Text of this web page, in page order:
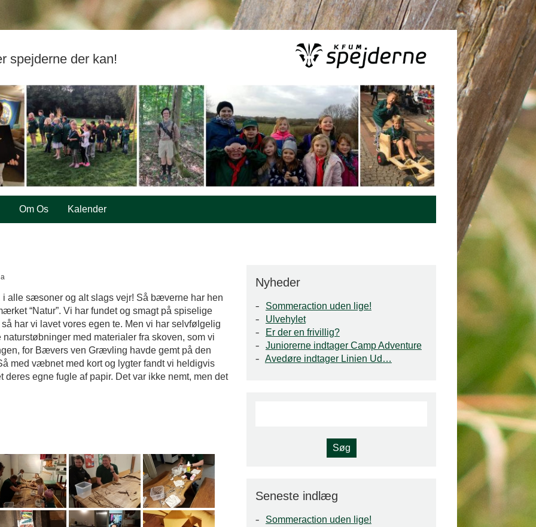
spejderne der kan!
Om Os Kalender
i alle sæsoner og alt slags vejr! Så bæverne har hen
“Natur”. Vi har fundet og smagt på spiselige
har vi lavet vores egen te. Men vi har selvfølgelig
med materialer fra skoven, som vi
for Bævers ven Grævling havde gemt på den
med væbnet med kort og lygter fandt vi heldigvis
egne fugle af papir. Det var ikke nemt, men det
Nyheder
Sommeraction uden lige!
Ulvehylet
Er der en frivillig?
Juniorerne indtager Camp Adventure
Avedøre indtager Linien Ud…
Seneste indlæg
Sommeraction uden lige!